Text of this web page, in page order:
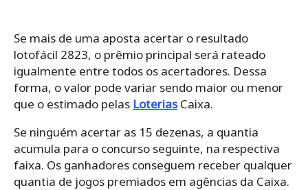
Se mais de uma aposta acertar o resultado
lotofácil 2823, o prêmio principal será rateado
igualmente entre todos os acertadores. Dessa
forma, o valor pode variar sendo maior ou menor
que o estimado pelas LoteriasCaixa.
Se ninguém acertar as 15 dezenas, a quantia
acumula para o concurso seguinte, na respectiva
faixa. Os ganhadores conseguem receber qualquer
quantia de jogos premiados em agências da Caixa.